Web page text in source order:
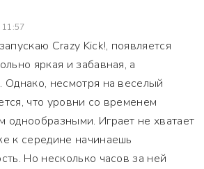
11:57
Crazy Kick!, появляется
яркая и забавная, а
Однако, несмотря на веселый
что уровни со временем
однообразными. Играет не хватает
к середине начинаешь
Но несколько часов за ней